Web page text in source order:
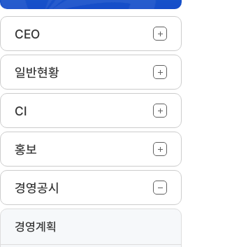
CEO
일반현황
CI
홍보
경영공시
경영계획